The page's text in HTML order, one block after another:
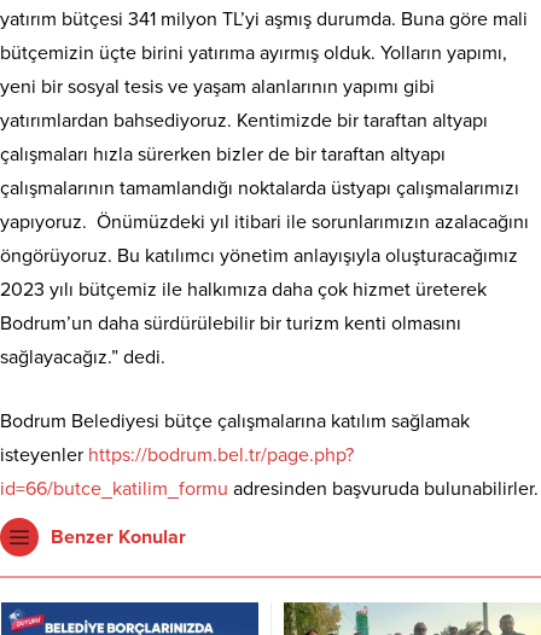
yatırım bütçesi 341 milyon TL’yi aşmış durumda. Buna göre mali
bütçemizin üçte birini yatırıma ayırmış olduk. Yolların yapımı,
yeni bir sosyal tesis ve yaşam alanlarının yapımı gibi
yatırımlardan bahsediyoruz. Kentimizde bir taraftan altyapı
çalışmaları hızla sürerken bizler de bir taraftan altyapı
çalışmalarının tamamlandığı noktalarda üstyapı çalışmalarımızı
yapıyoruz. Önümüzdeki yıl itibari ile sorunlarımızın azalacağını
öngörüyoruz. Bu katılımcı yönetim anlayışıyla oluşturacağımız
2023 yılı bütçemiz ile halkımıza daha çok hizmet üreterek
Bodrum’un daha sürdürülebilir bir turizm kenti olmasını
sağlayacağız.” dedi.
Bodrum Belediyesi bütçe çalışmalarına katılım sağlamak
isteyenler https://bodrum.bel.tr/page.php?
id=66/butce_katilim_formu adresinden başvuruda bulunabilirler.
Benzer Konular